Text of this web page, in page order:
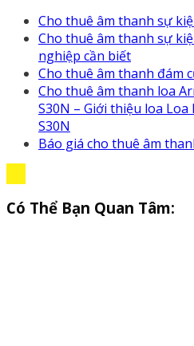
Cho thuê âm thanh sự
Cho thuê âm thanh sự
nghiệp cần biết
Cho thuê âm thanh đám
Cho thuê âm thanh loa
S30N – Giới thiệu loa
S30N
Báo giá cho thuê âm
Có Thể Bạn Quan Tâm: